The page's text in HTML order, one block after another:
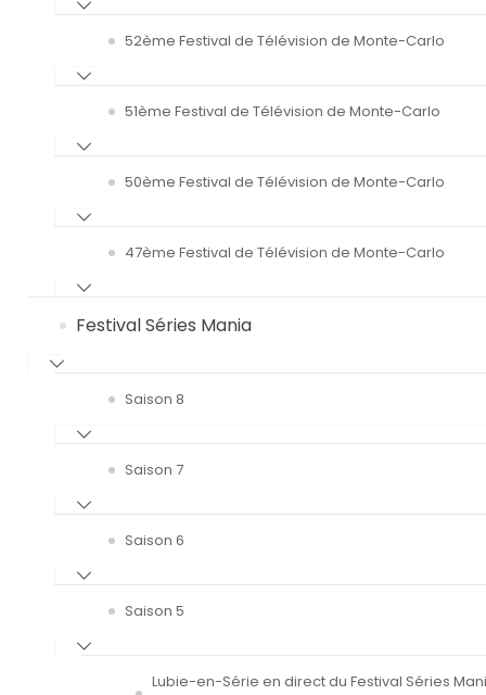
52ème Festival de Télévision de Monte-Carlo
51ème Festival de Télévision de Monte-Carlo
50ème Festival de Télévision de Monte-Carlo
47ème Festival de Télévision de Monte-Carlo
Festival Séries Mania
Saison 8
Saison 7
Saison 6
Saison 5
Lubie-en-Série en direct du Festival Séries